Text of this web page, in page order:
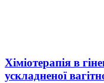
Хіміотерапія в
ускладненої